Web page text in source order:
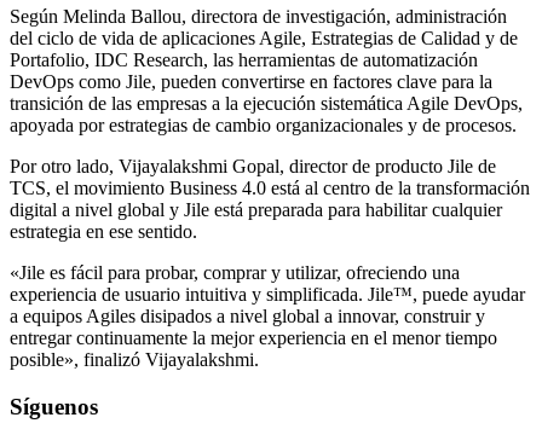
Según Melinda Ballou, directora de investigación, administración
del ciclo de vida de aplicaciones Agile, Estrategias de Calidad y de
Portafolio, IDC Research, las herramientas de automatización
DevOps como Jile, pueden convertirse en factores clave para la
transición de las empresas a la ejecución sistemática Agile DevOps,
apoyada por estrategias de cambio organizacionales y de procesos.
Por otro lado, Vijayalakshmi Gopal, director de producto Jile de
TCS, el movimiento Business 4.0 está al centro de la transformación
digital a nivel global y Jile está preparada para habilitar cualquier
estrategia en ese sentido.
«Jile es fácil para probar, comprar y utilizar, ofreciendo una
experiencia de usuario intuitiva y simplificada. Jile™, puede ayudar
a equipos Agiles disipados a nivel global a innovar, construir y
entregar continuamente la mejor experiencia en el menor tiempo
posible», finalizó Vijayalakshmi.
Síguenos